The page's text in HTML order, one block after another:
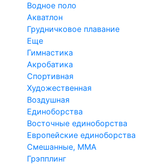
Водное поло
Акватлон
Грудничковое плавание
Еще
Гимнастика
Акробатика
Спортивная
Художественная
Воздушная
Единоборства
Восточные единоборства
Европейские единоборства
Смешанные, ММА
Грэпплинг